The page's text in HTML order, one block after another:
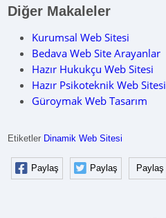
Diğer Makaleler
Kurumsal Web Sitesi
Bedava Web Site Arayanlar
Hazır Hukukçu Web Sitesi
Hazır Psikoteknik Web Sitesi
Güroymak Web Tasarım
Etiketler Dinamik Web Sitesi
Paylaş Paylaş Paylaş